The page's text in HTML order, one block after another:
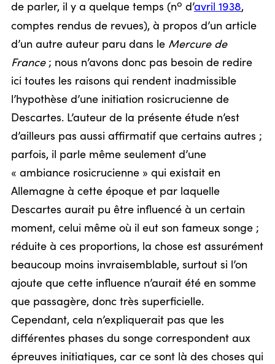
de parler, il y a quelque temps (no d’avril 1938,
comptes rendus de revues), à propos d’un article
d’un autre auteur paru dans le Mercure de
France; nous n’avons donc pas besoin de redire
ici toutes les raisons qui rendent inadmissible
l’hypothèse d’une initiation rosicrucienne de
Descartes. L’auteur de la présente étude n’est
d’ailleurs pas aussi affirmatif que certains autres ;
parfois, il parle même seulement d’une
« ambiance rosicrucienne » qui existait en
Allemagne à cette époque et par laquelle
Descartes aurait pu être influencé à un certain
moment, celui même où il eut son fameux songe ;
réduite à ces proportions, la chose est assurément
beaucoup moins invraisemblable, surtout si l’on
ajoute que cette influence n’aurait été en somme
que passagère, donc très superficielle.
Cependant, cela n’expliquerait pas que les
différentes phases du songe correspondent aux
épreuves initiatiques, car ce sont là des choses qui